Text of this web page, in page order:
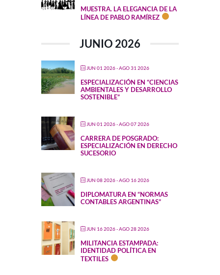
MUESTRA. LA ELEGANCIA DE LA
LÍNEA DE PABLO RAMÍREZ
JUNIO 2026
JUN 01 2026- AGO 31 2026
ESPECIALIZACIÓN EN “CIENCIAS
AMBIENTALES Y DESARROLLO
SOSTENIBLE”
JUN 01 2026- AGO 07 2026
CARRERA DE POSGRADO:
ESPECIALIZACIÓN EN DERECHO
SUCESORIO
JUN 08 2026- AGO 16 2026
DIPLOMATURA EN “NORMAS
CONTABLES ARGENTINAS”
JUN 16 2026- AGO 28 2026
MILITANCIA ESTAMPADA:
IDENTIDAD POLÍTICA EN
TEXTILES